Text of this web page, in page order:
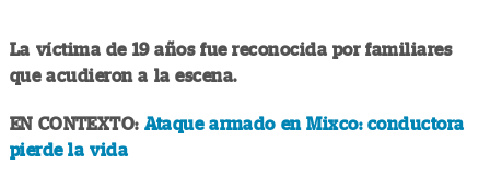
La víctima de 19 años fue reconocida por familiares
que acudieron a la escena.
EN CONTEXTO: Ataque armado en Mixco: conductora
pierde la vida